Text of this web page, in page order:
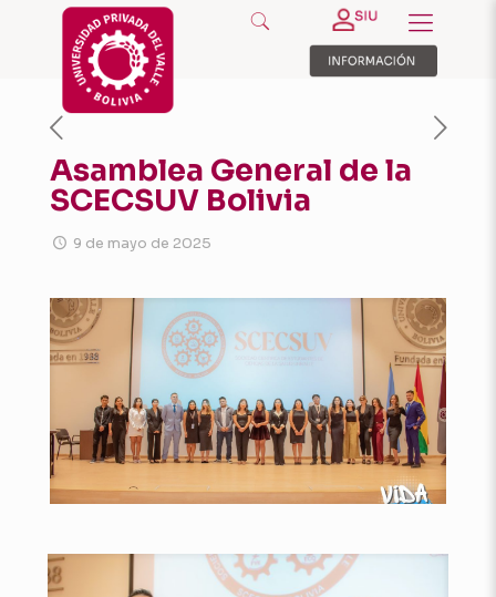
Asamblea General de la
SCECSUV Bolivia
9 de mayo de 2025